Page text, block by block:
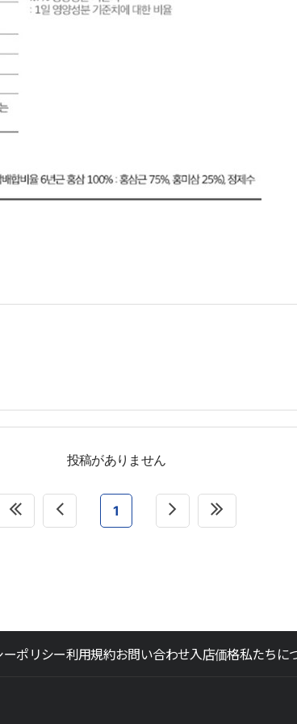
投稿がありません
1
ポリシー利用規約お問い合わせ入店価格私たちに